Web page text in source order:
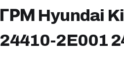
ГРМ Hyundai
24410-2E001